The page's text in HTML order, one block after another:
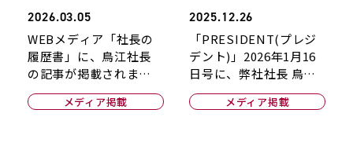
2026.03.05
WEBメディア「社長の
履歴書」に、鳥江社長
の記事が掲載されまし
た！
メディア掲載
2025.12.26
「PRESIDENT(プレジ
デント)」2026年1月16
日号に、弊社社長 鳥江
孝治の記事が掲載され
ました！メディア掲載